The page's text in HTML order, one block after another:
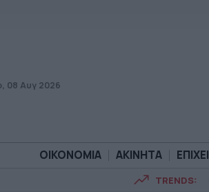
08 Αυγ 2026
ΟΙΚΟΝΟΜΙΑ ΑΚΙΝΗΤΑ
TRENDS: